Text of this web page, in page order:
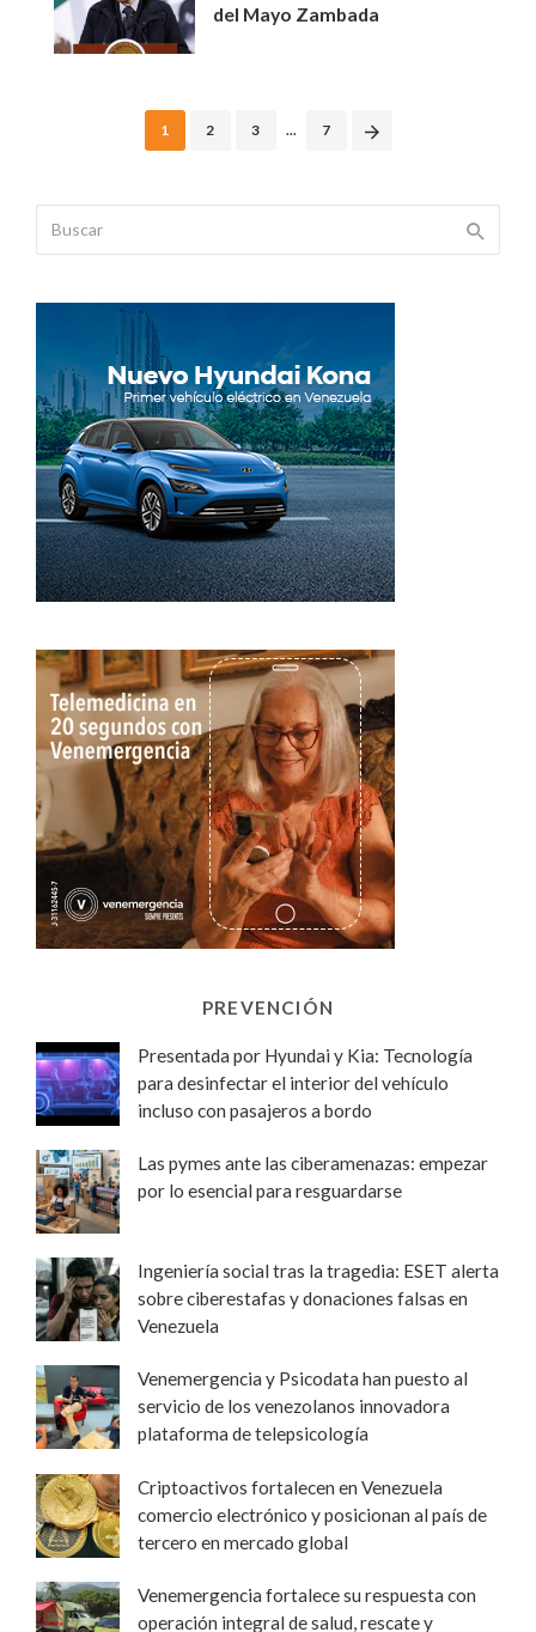
del Mayo Zambada
1 2 3 ... 7
PREVENCIÓN
Presentada por Hyundai y Kia: Tecnología
para desinfectar el interior del vehículo
incluso con pasajeros a bordo
Las pymes ante las ciberamenazas: empezar
por lo esencial para resguardarse
Ingeniería social tras la tragedia: ESET alerta
sobre ciberestafas y donaciones falsas en
Venezuela
Venemergencia y Psicodata han puesto al
servicio de los venezolanos innovadora
plataforma de telepsicología
Criptoactivos fortalecen en Venezuela
comercio electrónico y posicionan al país de
tercero en mercado global
Venemergencia fortalece su respuesta con
operación integral de salud, rescate y